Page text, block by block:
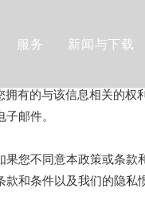
力弹簧
夹卡箍
服务 新闻与下载
有的与该信息相关的
邮件。
您不同意本政策或条
和条件以及我们的隐私